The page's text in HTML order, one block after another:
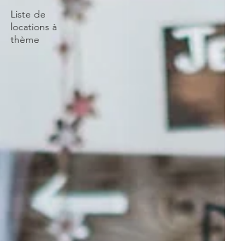
Liste de
locations à
thème